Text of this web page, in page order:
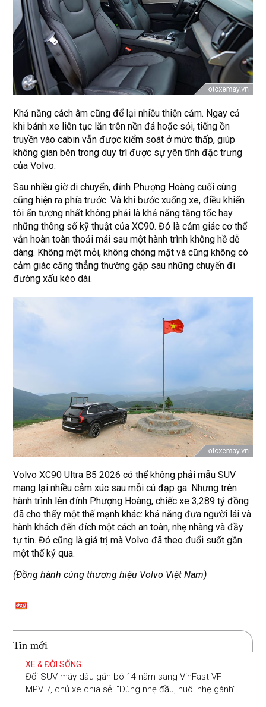
Khả năng cách âm cũng để lại nhiều thiện cảm. Ngay cả
khi bánh xe liên tục lăn trên nền đá hoặc sỏi, tiếng ồn
truyền vào cabin vẫn được kiểm soát ở mức thấp, giúp
không gian bên trong duy trì được sự yên tĩnh đặc trưng
của Volvo.
Sau nhiều giờ di chuyển, đỉnh Phượng Hoàng cuối cùng
cũng hiện ra phía trước. Và khi bước xuống xe, điều khiến
tôi ấn tượng nhất không phải là khả năng tăng tốc hay
những thông số kỹ thuật của XC90. Đó là cảm giác cơ thể
vẫn hoàn toàn thoải mái sau một hành trình không hề dễ
dàng. Không mệt mỏi, không chóng mặt và cũng không có
cảm giác căng thẳng thường gặp sau những chuyến đi
đường xấu kéo dài.
Volvo XC90 Ultra B5 2026 có thể không phải mẫu SUV
mang lại nhiều cảm xúc sau mỗi cú đạp ga. Nhưng trên
hành trình lên đỉnh Phượng Hoàng, chiếc xe 3,289 tỷ đồng
đã cho thấy một thế mạnh khác: khả năng đưa người lái và
hành khách đến đích một cách an toàn, nhẹ nhàng và đầy
tự tin. Đó cũng là giá trị mà Volvo đã theo đuổi suốt gần
một thế kỷ qua.
(Đồng hành cùng thương hiệu Volvo Việt Nam)
Tin mới
XE & ĐỜI SỐNG
Đổi SUV máy dầu gắn bó 14 năm sang VinFast VF
MPV 7, chủ xe chia sẻ: “Dùng nhẹ đầu, nuôi nhẹ gánh”